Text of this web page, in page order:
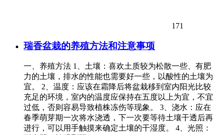
171
瑞香盆栽的养殖方法和注意事项
一、养殖方法 1、土壤：喜欢土质较为松散一些、有肥
力的土壤，排水的性能也需要好一些，以酸性的土壤为
宜。 2、温度：应该在霜降后将盆栽移到室内阳光比较
充足的环境，室内的温度应保持在五度以上为宜，不宜
过低，否则容易导致植株冻伤等现象。 3、浇水：应在
春季萌芽期一次将水浇透，下一次要等待土壤干透后再
进行，可以用手触摸来确定土壤的干湿度。 4、光照：